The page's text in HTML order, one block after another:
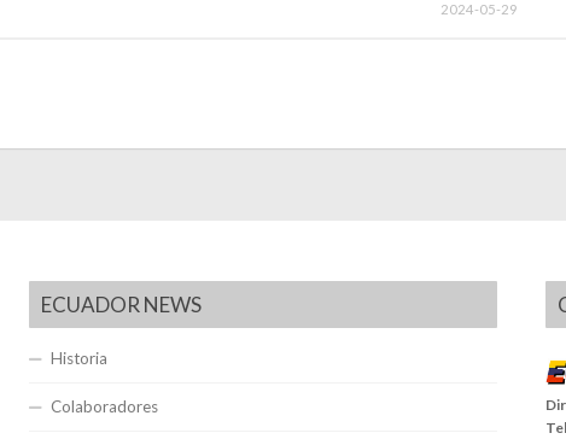
2024-05-29
ECUADOR NEWS
Historia
Colaboradores